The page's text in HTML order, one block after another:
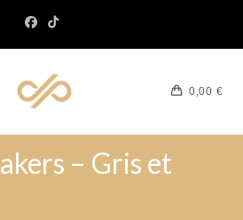
0,00 €
– Gris et